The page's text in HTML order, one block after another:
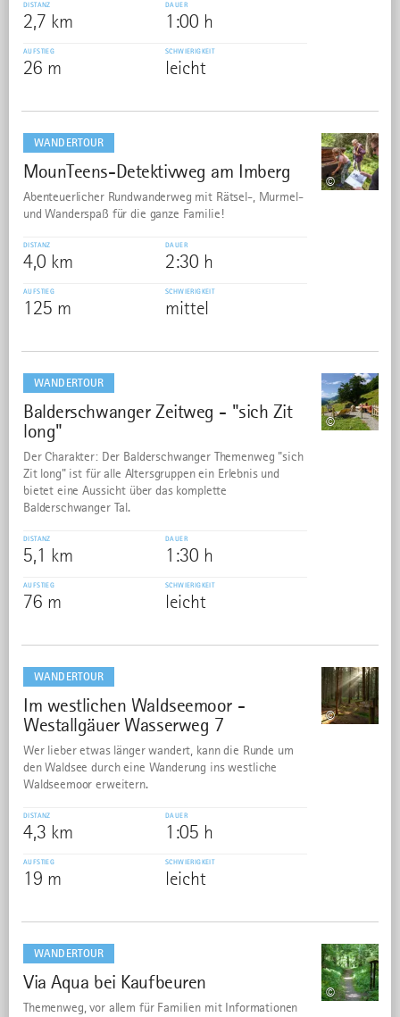
DISTANZ
2,7 km
DAUER
1:00 h
AUFSTIEG
26 m
SCHWIERIGKEIT
leicht
WANDERTOUR
27
MounTeens-Detektivweg am Imberg
©
Abenteuerlicher Rundwanderweg mit Rätsel-, Murmel-
und Wanderspaß für die ganze Familie!
DISTANZ
4,0 km
DAUER
2:30 h
AUFSTIEG
125 m
SCHWIERIGKEIT
mittel
dazu
WANDERTOUR
28
Balderschwanger Zeitweg - "sich Zit
long"
©
Der Charakter: Der Balderschwanger Themenweg "sich
Zit long" ist für alle Altersgruppen ein Erlebnis und
bietet eine Aussicht über das komplette
Balderschwanger Tal.
DISTANZ
5,1 km
DAUER
1:30 h
AUFSTIEG
76 m
SCHWIERIGKEIT
leicht
dazu
WANDERTOUR
29
Im westlichen Waldseemoor -
Westallgäuer Wasserweg 7
©
Wer lieber etwas länger wandert, kann die Runde um
den Waldsee durch eine Wanderung ins westliche
Waldseemoor erweitern.
DISTANZ
4,3 km
DAUER
1:05 h
AUFSTIEG
19 m
SCHWIERIGKEIT
leicht
dazu
WANDERTOUR
30
Via Aqua bei Kaufbeuren
©
Themenweg, vor allem für Familien mit Informationen
dazu